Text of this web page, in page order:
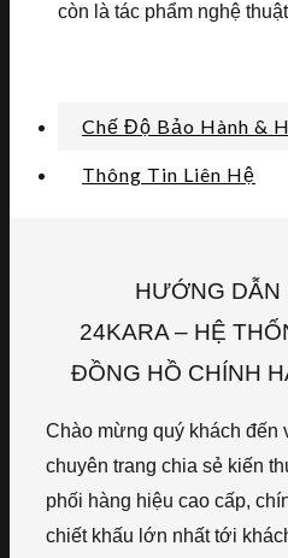
còn là tác phẩm nghệ
Chế Độ Bảo Hành &
Thông Tin Liên Hệ
HƯỚNG DẪN
24KARA – HỆ
ĐỒNG HỒ CHÍNH
Chào mừng quý khách đến
chuyên trang chia sẻ kiến
phối hàng hiệu cao cấp,
chiết khấu lớn nhất tới